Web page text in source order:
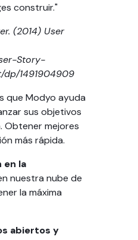
construir."
(2014) User
Story-
1491904909
que Modyo ayuda
sus objetivos
Obtener mejores
más rápida.
en la
nuestra nube de
la máxima
abiertos y